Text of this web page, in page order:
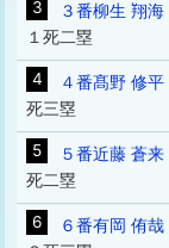
3
３番柳生 翔海
１死二塁
4 ４番髙野 修平
死三塁
5 ５番近藤 蒼来
死二塁
6 ６番有岡 侑哉